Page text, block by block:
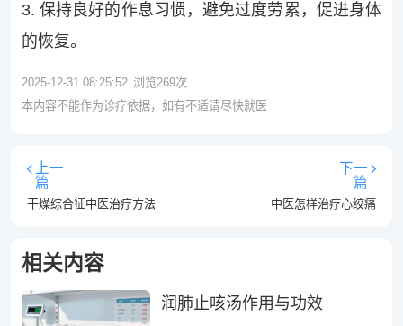
3. 保持良好的作息习惯，避免过度劳累，促进身体
的恢复。
2025-12-31 08:25:52 浏览269次
本内容不能作为诊疗依据，如有不适请尽快就医
上一
篇
干燥综合征中医治疗方法
下一
篇
中医怎样治疗心绞痛
相关内容
润肺止咳汤作用与功效